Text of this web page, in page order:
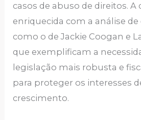
casos de abuso de direitos. A
enriquecida com a análise
como o de Jackie Coogan e
que exemplificam a
legislação mais robusta e
para proteger os interesses
crescimento.